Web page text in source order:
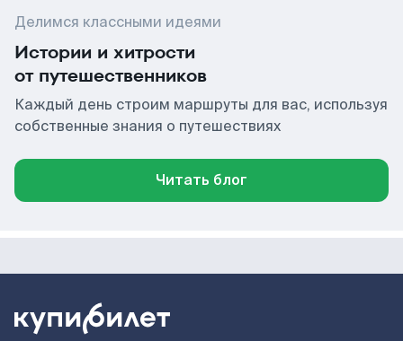
Делимся классными идеями
Истории и хитрости
от путешественников
Каждый день строим маршруты для вас, используя
собственные знания о путешествиях
Читать блог